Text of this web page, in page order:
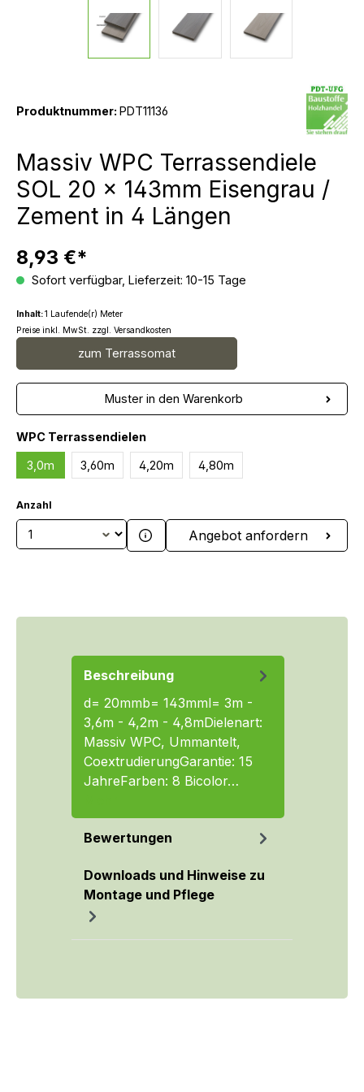
Produktnummer: PDT11136
Massiv WPC Terrassendiele
SOL 20 x 143mm Eisengrau /
Zement in 4 Längen
8,93 €*
Sofort verfügbar, Lieferzeit: 10-15 Tage
Inhalt:1 Laufende(r) Meter
Preise inkl. MwSt. zzgl. Versandkosten
zum Terrassomat
Muster in den Warenkorb
WPC Terrassendielenauswählen
3,0m 3,60m 4,20m 4,80m
Anzahl
Produkt Anzahl: Gib denAngebot anfordern
Beschreibung
d= 20mmb= 143mml= 3m -
3,6m - 4,2m - 4,8mDielenart:
Massiv WPC, Ummantelt,
CoextrudierungGarantie: 15
JahreFarben: 8 Bicolor…
Bewertungen
Downloads und Hinweise zu
Montage und Pflege